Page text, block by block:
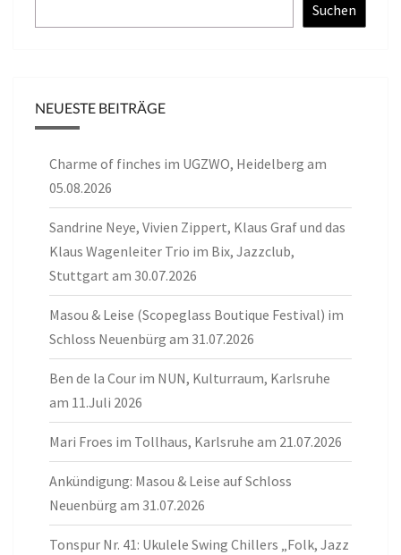
Suchen
NEUESTE BEITRÄGE
Charme of finches im UGZWO, Heidelberg am
05.08.2026
Sandrine Neye, Vivien Zippert, Klaus Graf und das
Klaus Wagenleiter Trio im Bix, Jazzclub,
Stuttgart am 30.07.2026
Masou & Leise (Scopeglass Boutique Festival) im
Schloss Neuenbürg am 31.07.2026
Ben de la Cour im NUN, Kulturraum, Karlsruhe
am 11.Juli 2026
Mari Froes im Tollhaus, Karlsruhe am 21.07.2026
Ankündigung: Masou & Leise auf Schloss
Neuenbürg am 31.07.2026
Tonspur Nr. 41: Ukulele Swing Chillers „Folk, Jazz